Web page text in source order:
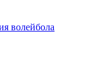
волейбола